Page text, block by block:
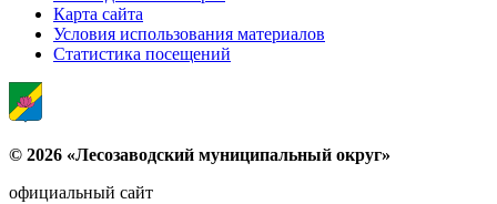
Карта сайта
Условия использования материалов
Статистика посещений
© 2026 «Лесозаводский муниципальный округ»
официальный сайт